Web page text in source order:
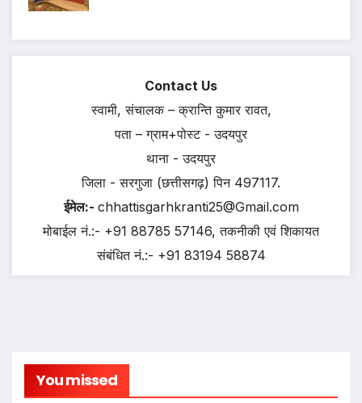
Contact Us
स्वामी, संचालक – क्रान्ति कुमार रावत,
पता – ग्राम+पोस्ट - उदयपुर
थाना - उदयपुर
जिला - सरगुजा (छत्तीसगढ़) पिन 497117.
ईमेल:- chhattisgarhkranti25@Gmail.com
मोबाईल नं.:- +91 88785 57146, तकनीकी एवं शिकायत
संबंधित नं.:- +91 83194 58874
You missed